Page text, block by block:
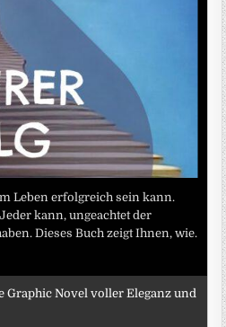
Leben erfolgreich sein kann.
kann, ungeachtet der
Dieses Buch zeigt Ihnen, wie.
Graphic Novel voller Eleganz und